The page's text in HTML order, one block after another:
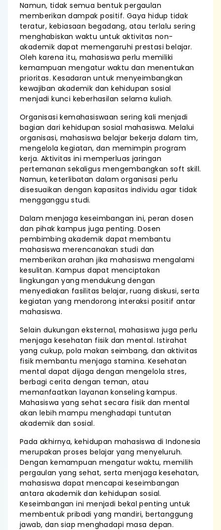
Namun, tidak semua bentuk pergaulan
memberikan dampak positif. Gaya hidup tidak
teratur, kebiasaan begadang, atau terlalu sering
menghabiskan waktu untuk aktivitas non-
akademik dapat memengaruhi prestasi belajar.
Oleh karena itu, mahasiswa perlu memiliki
kemampuan mengatur waktu dan menentukan
prioritas. Kesadaran untuk menyeimbangkan
kewajiban akademik dan kehidupan sosial
menjadi kunci keberhasilan selama kuliah.
Organisasi kemahasiswaan sering kali menjadi
bagian dari kehidupan sosial mahasiswa. Melalui
organisasi, mahasiswa belajar bekerja dalam tim,
mengelola kegiatan, dan memimpin program
kerja. Aktivitas ini memperluas jaringan
pertemanan sekaligus mengembangkan soft skill.
Namun, keterlibatan dalam organisasi perlu
disesuaikan dengan kapasitas individu agar tidak
mengganggu studi.
Dalam menjaga keseimbangan ini, peran dosen
dan pihak kampus juga penting. Dosen
pembimbing akademik dapat membantu
mahasiswa merencanakan studi dan
memberikan arahan jika mahasiswa mengalami
kesulitan. Kampus dapat menciptakan
lingkungan yang mendukung dengan
menyediakan fasilitas belajar, ruang diskusi, serta
kegiatan yang mendorong interaksi positif antar
mahasiswa.
Selain dukungan eksternal, mahasiswa juga perlu
menjaga kesehatan fisik dan mental. Istirahat
yang cukup, pola makan seimbang, dan aktivitas
fisik membantu menjaga stamina. Kesehatan
mental dapat dijaga dengan mengelola stres,
berbagi cerita dengan teman, atau
memanfaatkan layanan konseling kampus.
Mahasiswa yang sehat secara fisik dan mental
akan lebih mampu menghadapi tuntutan
akademik dan sosial.
Pada akhirnya, kehidupan mahasiswa di Indonesia
merupakan proses belajar yang menyeluruh.
Dengan kemampuan mengatur waktu, memilih
pergaulan yang sehat, serta menjaga kesehatan,
mahasiswa dapat mencapai keseimbangan
antara akademik dan kehidupan sosial.
Keseimbangan ini menjadi bekal penting untuk
membentuk pribadi yang mandiri, bertanggung
jawab, dan siap menghadapi masa depan.